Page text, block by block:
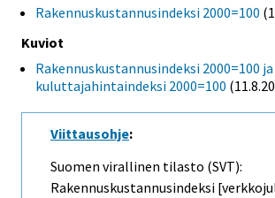
Rakennuskustannusindeksi 2000=100
Kuviot
Rakennuskustannusindeksi 2000=100 ja
kuluttajahintaindeksi 2000=100
Viittausohje:
Suomen virallinen tilasto (SVT):
Rakennuskustannusindeksi